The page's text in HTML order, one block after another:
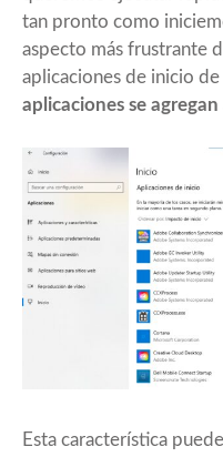
tan pronto como
aspecto más frustrante
aplicaciones de inicio
aplicaciones se
Esta característica